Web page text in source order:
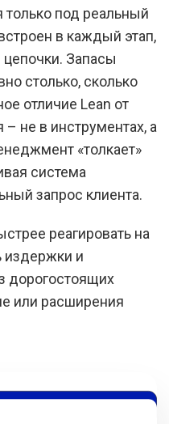
только под реальный
в каждый этап,
цепочки. Запасы
столько, сколько
отличие Lean от
не в инструментах, а
«толкает»
система
запрос клиента.
реагировать на
издержки и
дорогостоящих
или расширения